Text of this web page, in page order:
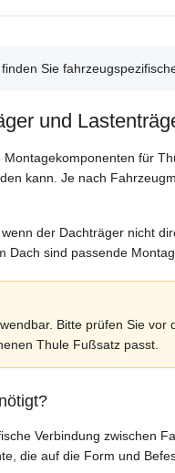
Sie
und
für
kann. Je nach
der Dachträger nicht
Dach sind passende
Bitte prüfen Sie
Thule Fußsatz passt.
Verbindung zwischen
die auf die Form und